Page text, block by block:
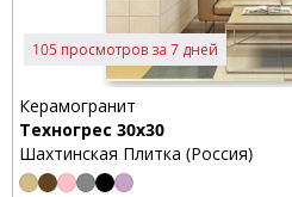
105 просмотров за 7 дней
Керамогранит
Техногрес 30x30
Шахтинская Плитка (Россия)